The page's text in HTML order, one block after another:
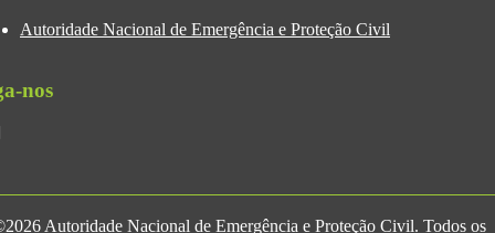
Autoridade Nacional de Emergência e Proteção Civil
nos
Autoridade Nacional de Emergência e Proteção Civil. Todos os